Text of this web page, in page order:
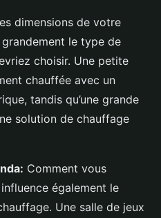
dimensions de votre
le type de
choisir. Une petite
chauffée avec un
tandis qu’une grande
solution de chauffage
Comment vous
également le
Une salle de jeux